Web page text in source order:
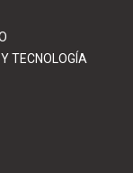
TECNOLOGÍA